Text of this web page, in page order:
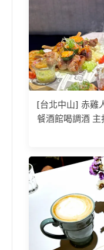
[台北中山] 赤雞
餐酒館喝調酒